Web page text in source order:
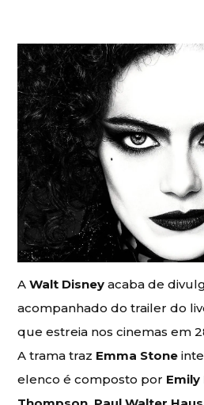
AWalt Disney acaba de
acompanhado do trailer do
que estreia nos cinemas em
A trama traz Emma Stone
elenco é composto por Emily